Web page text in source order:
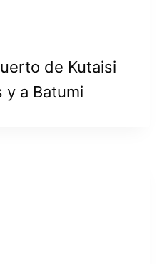
de Kutaisi
y a Batumi